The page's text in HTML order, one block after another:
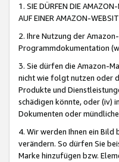
1. SIE DÜRFEN DIE
AUF EINER AMAZON-
2. Ihre Nutzung der
Programmdokumentation
3. Sie dürfen die Amazon-
nicht wie folgt nutzen oder
Produkte und
schädigen könnte, oder (iv)
Dokumenten oder
4. Wir werden Ihnen ein
verändern. So dürfen Sie
Marke hinzufügen bzw.